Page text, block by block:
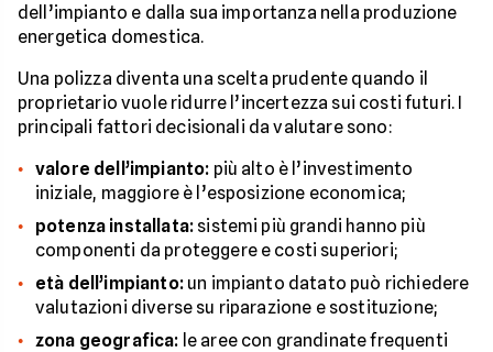
dell’impianto e dalla sua importanza nella produzione
energetica domestica.
Una polizza diventa una scelta prudente quando il
proprietario vuole ridurre l’incertezza sui costi futuri. I
principali fattori decisionali da valutare sono:
valore dell’impianto: più alto è l’investimento
iniziale, maggiore è l’esposizione economica;
potenza installata: sistemi più grandi hanno più
componenti da proteggere e costi superiori;
età dell’impianto:un impianto datato può richiedere
valutazioni diverse su riparazione e sostituzione;
zona geografica: le aree con grandinate frequenti